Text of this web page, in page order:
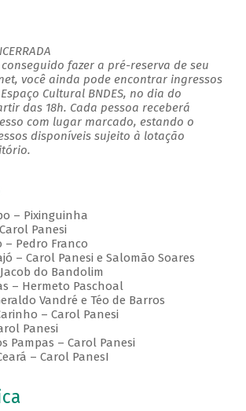
fazer a pré-reserva de seu
você ainda pode encontrar ingressos
Cultural BNDES, no dia do
das 18h. Cada pessoa receberá
com lugar marcado, estando o
disponíveis sujeito à lotação
– Pixinguinha
Panesi
– Pedro Franco
– Carol Panesi e Salomão Soares
do Bandolim
– Hermeto Paschoal
Vandré e Téo de Barros
– Carol Panesi
Panesi
Pampas – Carol Panesi
– Carol PanesI